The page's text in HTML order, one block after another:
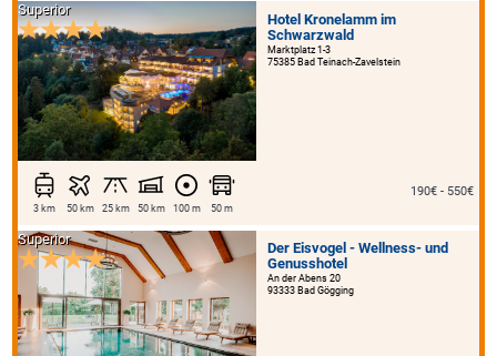
Hotel Kronelamm im
Schwarzwald
Marktplatz 1-3
75385 Bad Teinach-Zavelstein
Superior
3 km 50 km 25 km 50 km 100 m 50 m
190€ - 550€
Der Eisvogel - Wellness- und
Genusshotel
An der Abens 20
93333 Bad Gögging
Superior